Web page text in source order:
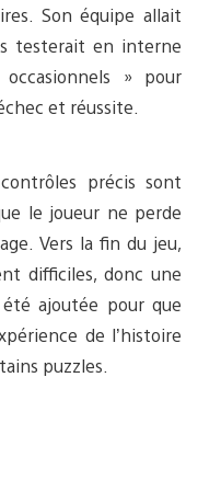
Son équipe allait
testerait en interne
» pour
et réussite.
précis sont
le joueur ne perde
Vers la fin du jeu,
difficiles, donc une
ajoutée pour que
de l’histoire
puzzles.